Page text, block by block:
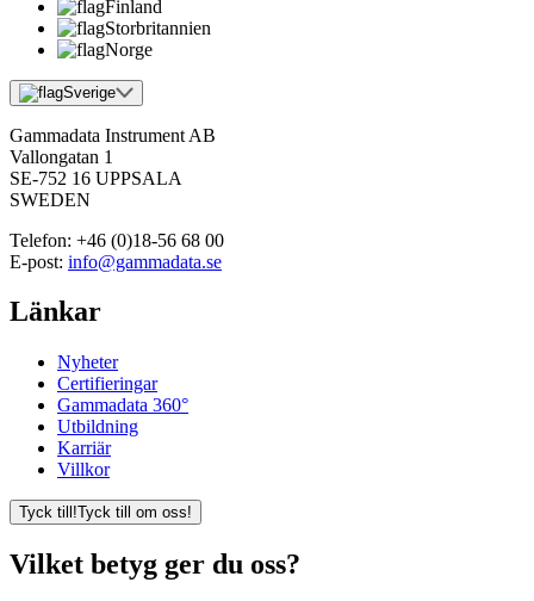
Finland
Storbritannien
Norge
Sverige
Gammadata Instrument AB
Vallongatan 1
SE-752 16 UPPSALA
SWEDEN
Telefon: +46 (0)18-56 68 00
E-post: info@gammadata.se
Länkar
Nyheter
Certifieringar
Gammadata 360°
Utbildning
Karriär
Villkor
Tyck till!Tyck till om oss!
Vilket betyg ger du oss?